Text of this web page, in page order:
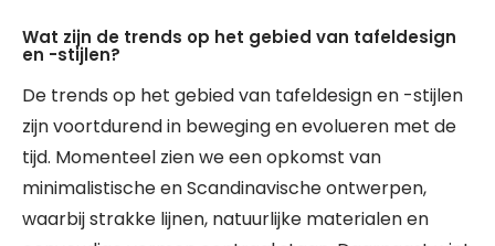
Wat zijn de trends op het gebied van tafeldesign
en -stijlen?
De trends op het gebied van tafeldesign en -stijlen
zijn voortdurend in beweging en evolueren met de
tijd. Momenteel zien we een opkomst van
minimalistische en Scandinavische ontwerpen,
waarbij strakke lijnen, natuurlijke materialen en